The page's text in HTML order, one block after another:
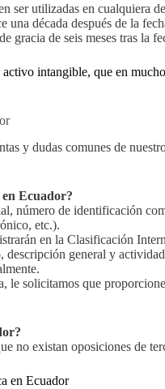
ser utilizadas en cualquiera
década después de la
gracia de seis meses tras la
intangible, que en
y dudas comunes de
Ecuador?
número de identificación
etc.).
en la Clasificación
descripción general y
le solicitamos que
no existan oposiciones de
en Ecuador